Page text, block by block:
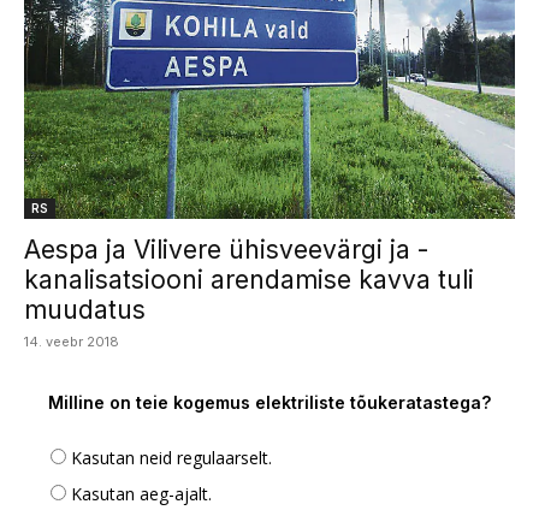
RS
Aespa ja Vilivere ühisveevärgi ja -
kanalisatsiooni arendamise kavva tuli
muudatus
14. veebr 2018
Milline on teie kogemus elektriliste tõukeratastega?
Kasutan neid regulaarselt.
Kasutan aeg-ajalt.